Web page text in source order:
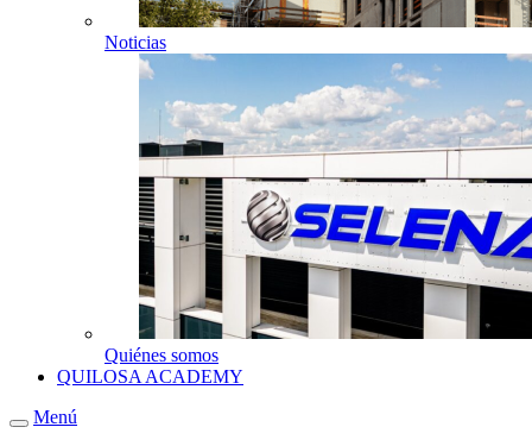
Noticias
Quiénes somos
QUILOSA ACADEMY
Menú